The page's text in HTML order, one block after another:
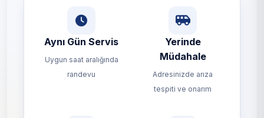
Aynı Gün Servis
Uygun saat aralığında
randevu
Yerinde
Müdahale
Adresinizde arıza
tespiti ve onarım